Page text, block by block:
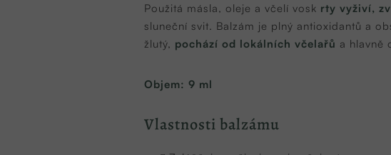
Použitá másla, oleje a včelí vosk rty vyživí,
sluneční svit. Balzám je plný antioxidantů a
žlutý, pochází od lokálních včelařů a hlavně
Objem: 9 ml
Vlastnosti balzámu